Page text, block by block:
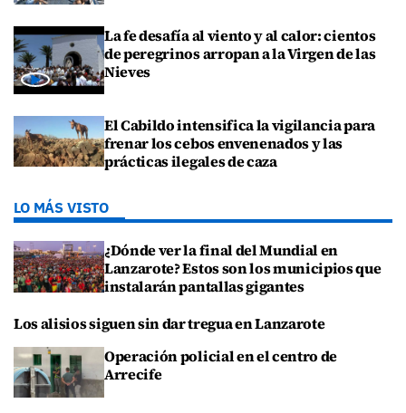
La fe desafía al viento y al calor: cientos
de peregrinos arropan a la Virgen de las
Nieves
El Cabildo intensifica la vigilancia para
frenar los cebos envenenados y las
prácticas ilegales de caza
LO MÁS VISTO
¿Dónde ver la final del Mundial en
Lanzarote? Estos son los municipios que
instalarán pantallas gigantes
Los alisios siguen sin dar tregua en Lanzarote
Operación policial en el centro de
Arrecife